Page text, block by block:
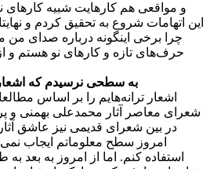
و مواقعی هم کارهایت شبیه کارهای
این اتهامات شروع به تحقیق کردم و
چرا برخی اینگونه درباره‌ صدای من
حرف‌های تازه و کارهای نو هستم و
* به سطحی نرسیدم که
اشعار ترانه‌هایم را بر اساس
شعرای معاصر آثار محمدعلی بهمنی و
در بین شعرای قدیمی نیز عاشق
استفاده کنم. اما از امروز به بعد